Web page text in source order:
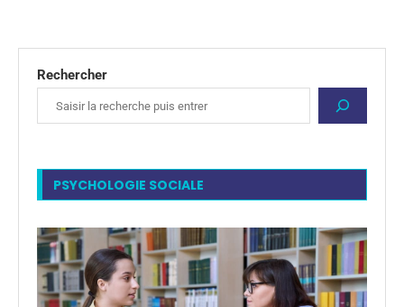
Rechercher
PSYCHOLOGIE SOCIALE